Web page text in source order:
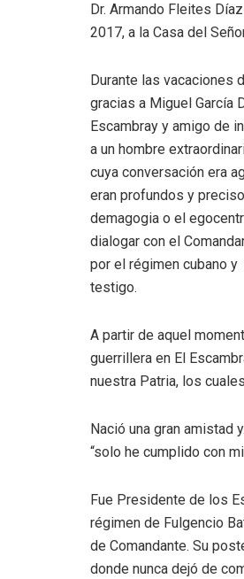
Dr. Armando Fleites
2017, a la Casa del
Durante las vacaciones
gracias a Miguel García
Escambray y amigo de
a un hombre
cuya conversación era
eran profundos y
demagogia o el
dialogar con el
por el régimen cubano
testigo.
A partir de aquel
guerrillera en El
nuestra Patria, los
Nació una gran amistad
“solo he cumplido con
Fue Presidente de los
régimen de Fulgencio
de Comandante. Su
donde nunca dejó de